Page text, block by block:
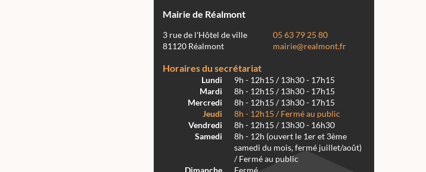
Mairie de Réalmont
3 rue de l'Hôtel de ville
81120 Réalmont
05 63 79 25 80
mairie@realmont.fr
Horaires du secrétariat
Lundi
9h - 12h15 / 13h30 - 17h15
Mardi
8h - 12h15 / 13h30 - 17h15
Mercredi
8h - 12h15 / 13h30 - 17h15
Jeudi
8h - 12h15 / Fermé au public
Vendredi
8h - 12h15 / 13h30 - 16h30
Samedi
8h - 12h (ouvert le 1er et 3ème
samedi du mois, fermé juillet/août)
/ Fermé au public
Dimanche
Fermé